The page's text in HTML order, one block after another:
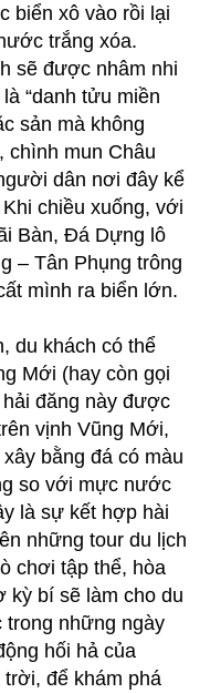
biển xô vào rồi lại
trắng xóa.
sẽ được nhâm nhi
“danh tửu miền
sản mà không
chình mun Châu
dân nơi đây kể
chiều xuống, với
Bàn, Đá Dựng lô
– Tân Phụng trông
mình ra biển lớn.
du khách có thể
Mới (hay còn gọi
đăng này được
vịnh Vũng Mới,
bằng đá có màu
so với mực nước
là sự kết hợp hài
những tour du lịch
chơi tập thể, hòa
kỳ bí sẽ làm cho du
trong những ngày
hối hả của
để khám phá